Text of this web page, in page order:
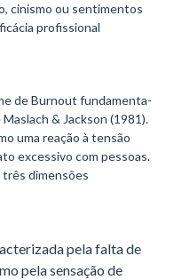
cinismo ou sentimentos
profissional
de Burnout fundamenta-
& Jackson (1981).
uma reação à tensão
excessivo com pessoas.
dimensões
pela falta de
pela sensação de